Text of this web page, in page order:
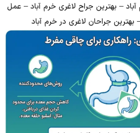
– بهترین جراح لاغری خرم آباد – عمل
جراحان لاغری در خرم آباد